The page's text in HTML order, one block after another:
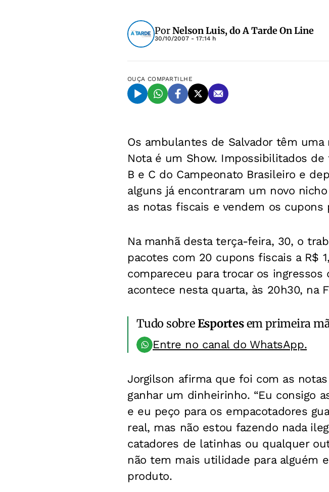
PorNelson Luis, do A Tarde On Line
30/10/2007 - 17:14 h
OUÇA COMPARTILHE
Os ambulantes de Salvador têm
Nota é um Show. Impossibilitados
B e C do Campeonato Brasileiro e
alguns já encontraram um novo
as notas fiscais e vendem os cupons
Na manhã desta terça-feira, 30, o
pacotes com 20 cupons fiscais a R$
compareceu para trocar os ingressos
acontece nesta quarta, às 20h30, na
Tudo sobreEsportesem primeira
Entre no canal do WhatsApp.
Jorgilson afirma que foi com as
ganhar um dinheirinho. “Eu consigo
e eu peço para os empacotadores
real, mas não estou fazendo nada
catadores de latinhas ou qualquer
não tem mais utilidade para alguém
produto.